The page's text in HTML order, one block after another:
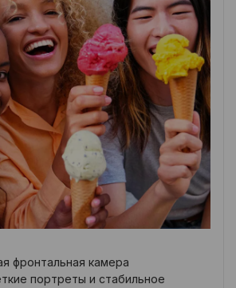
фронтальная камера
портреты и стабильное